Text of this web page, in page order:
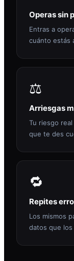
Operas sin
Entras a
cuánto estás
⚖️
Arriesgas
Tu riesgo
que te des
🔁
Repites
Los mismos
datos que los